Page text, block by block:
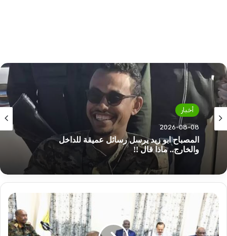
أخبار
2026-08-08
المصباح ابو زيد يرسل رسائل عميقة للداخل
والخارج.. ماذا قال !!
توجيهات
من
البرهان
بشأن